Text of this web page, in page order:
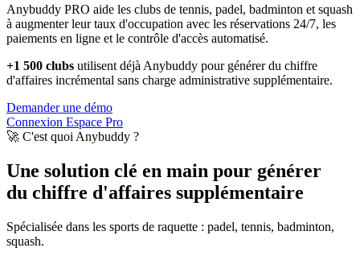
Anybuddy PRO aide les clubs de tennis, padel, badminton et squash
à augmenter leur taux d'occupation avec les réservations 24/7, les
paiements en ligne et le contrôle d'accès automatisé.
+1 500 clubs utilisent déjà Anybuddy pour générer du chiffre
d'affaires incrémental sans charge administrative supplémentaire.
Demander une démo
Connexion Espace Pro
🚀 C'est quoi Anybuddy ?
Une solution clé en main pour générer
du chiffre d'affaires supplémentaire
Spécialisée dans les sports de raquette : padel, tennis, badminton,
squash.